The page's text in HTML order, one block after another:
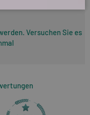
Versuchen Sie es